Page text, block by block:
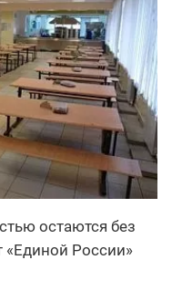
остаются без
«Единой России»